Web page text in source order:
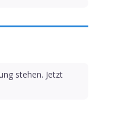
stehen. Jetzt